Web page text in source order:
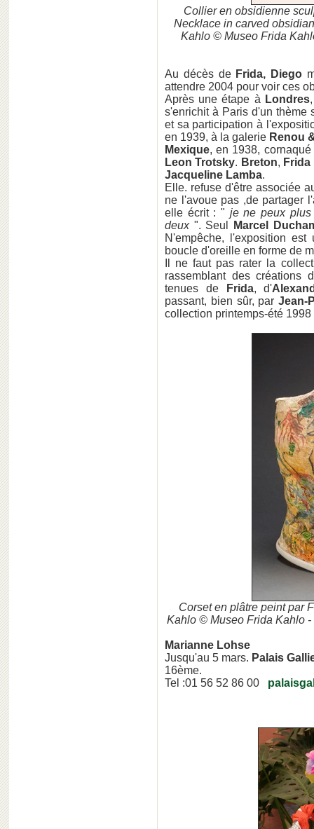
Collier en obsidienne
Necklace in carved
Kahlo © Museo Frida
Au décès de Frida, Diego
attendre 2004 pour voir ces
Après une étape à Londres
s'enrichit à Paris d'un thème
et sa participation à
en 1939, à la galerie Renou
Mexique, en 1938,
Leon Trotsky. Breton, Frida
Jacqueline Lamba.
Elle. refuse d'être associée
ne l'avoue pas ,de partager
elle écrit : " je ne peux plus
deux". Seul
Marcel
N'empêche, l'exposition
boucle d'oreille en forme de
Il ne faut pas rater la
rassemblant des créations
tenues de
Frida, d'
passant, bien sûr, parJean-
collection printemps-été
Corset en plâtre peint par
Kahlo © Museo Frida Kahlo
Marianne Lohse
Jusqu'au 5 mars. Palais
16ème.
Tel :01 56 52 86 00